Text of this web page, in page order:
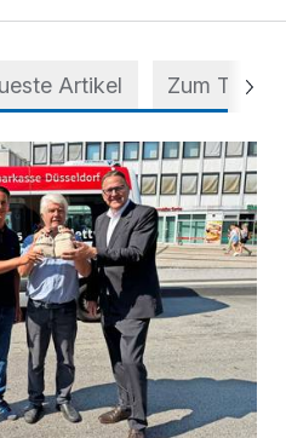
Artikel Zum Thema